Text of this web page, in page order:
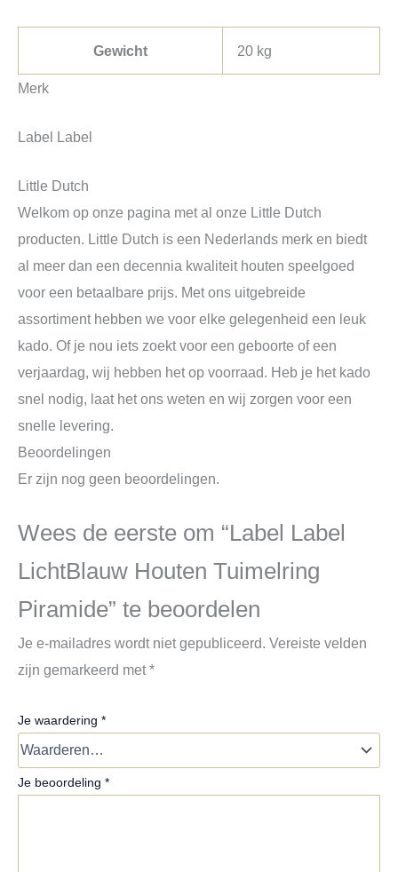
Gewicht 20 kg
Merk
Label Label
Little Dutch
Welkom op onze pagina met al onze Little Dutch
producten. Little Dutch is een Nederlands merk en biedt
al meer dan een decennia kwaliteit houten speelgoed
voor een betaalbare prijs. Met ons uitgebreide
assortiment hebben we voor elke gelegenheid een leuk
kado. Of je nou iets zoekt voor een geboorte of een
verjaardag, wij hebben het op voorraad. Heb je het kado
snel nodig, laat het ons weten en wij zorgen voor een
snelle levering.
Beoordelingen
Er zijn nog geen beoordelingen.
Wees de eerste om “Label Label
LichtBlauw Houten Tuimelring
Piramide” te beoordelen
Je e-mailadres wordt niet gepubliceerd. Vereiste velden
zijn gemarkeerd met*
Je waardering *
Je beoordeling *